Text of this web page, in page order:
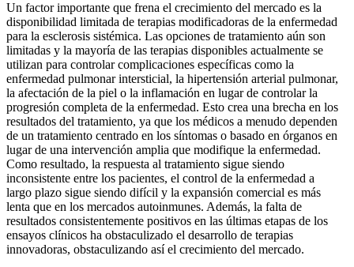
Un factor importante que frena el crecimiento del mercado es la
disponibilidad limitada de terapias modificadoras de la enfermedad
para la esclerosis sistémica. Las opciones de tratamiento aún son
limitadas y la mayoría de las terapias disponibles actualmente se
utilizan para controlar complicaciones específicas como la
enfermedad pulmonar intersticial, la hipertensión arterial pulmonar,
la afectación de la piel o la inflamación en lugar de controlar la
progresión completa de la enfermedad. Esto crea una brecha en los
resultados del tratamiento, ya que los médicos a menudo dependen
de un tratamiento centrado en los síntomas o basado en órganos en
lugar de una intervención amplia que modifique la enfermedad.
Como resultado, la respuesta al tratamiento sigue siendo
inconsistente entre los pacientes, el control de la enfermedad a
largo plazo sigue siendo difícil y la expansión comercial es más
lenta que en los mercados autoinmunes. Además, la falta de
resultados consistentemente positivos en las últimas etapas de los
ensayos clínicos ha obstaculizado el desarrollo de terapias
innovadoras, obstaculizando así el crecimiento del mercado.